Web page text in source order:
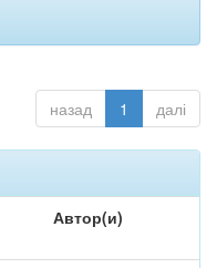
назад 1 далі
Автор(и)